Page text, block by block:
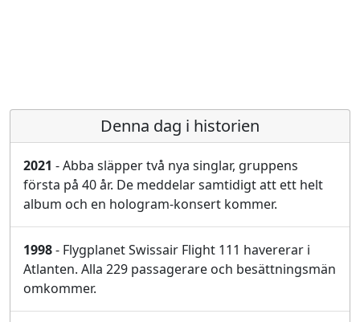
Denna dag i historien
2021 - Abba släpper två nya singlar, gruppens
första på 40 år. De meddelar samtidigt att ett helt
album och en hologram-konsert kommer.
1998- Flygplanet Swissair Flight 111 havererar i
Atlanten. Alla 229 passagerare och besättningsmän
omkommer.